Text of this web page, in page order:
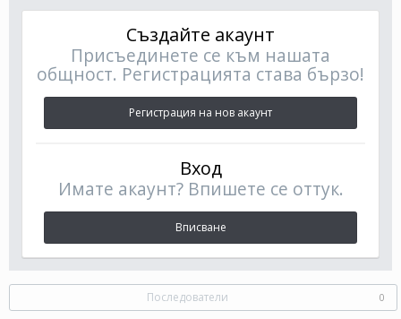
Създайте акаунт
Присъединете се към нашата
общност. Регистрацията става бързо!
Регистрация на нов акаунт
Вход
Имате акаунт? Впишете се оттук.
Вписване
Последователи 0